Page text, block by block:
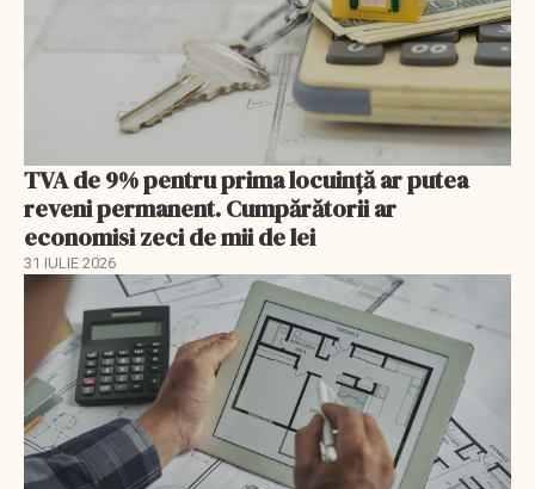
TVA de 9% pentru prima locuință ar putea
reveni permanent. Cumpărătorii ar
economisi zeci de mii de lei
31 IULIE 2026